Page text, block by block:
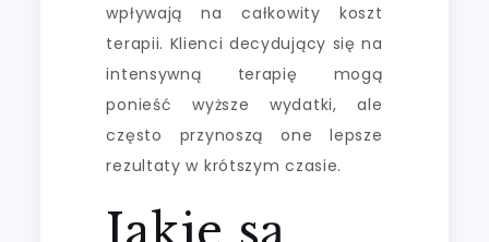
wpływają na całkowity koszt
terapii. Klienci decydujący się na
intensywną terapię mogą
ponieść wyższe wydatki, ale
często przynoszą one lepsze
rezultaty w krótszym czasie.
Jakie są